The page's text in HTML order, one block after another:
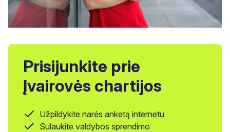
Prisijunkite prie
Įvairovės chartijos
Užpildykite narės anketą internetu
Sulaukite valdybos sprendimo